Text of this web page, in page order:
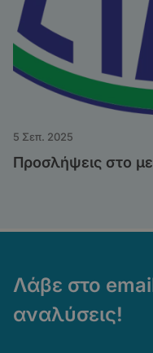
5 Σεπ. 2025
Προσλήψεις στο
Λάβε στο
αναλύσεις!